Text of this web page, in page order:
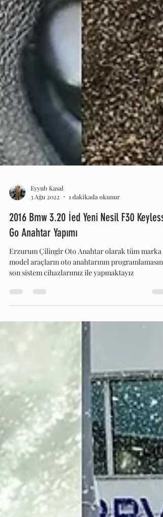
Eyyub Kasal
3 Ağu 2022
1 dakikada okunur
2016 Bmw 3.20 İed Yeni Nesil F30 Keyless
Go Anahtar Yapımı
Erzurum Çilingir Oto Anahtar olarak tüm marka
son sistem cihazlarımız ile yapmaktayız